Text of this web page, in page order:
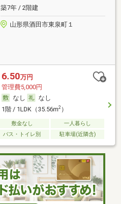
築7年 / 2階建
山形県酒田市東泉町１
6.50万円
管理費5,000円
なし
なし
1階 / 1LDK（35.56m2）
敷金なし
一人暮らし
バス・トイレ別 駐車場(近隣含)